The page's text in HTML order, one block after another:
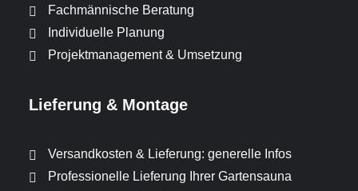
Fachmännische Beratung
Individuelle Planung
Projektmanagement & Umsetzung
Lieferung & Montage
Versandkosten & Lieferung: generelle Infos
Professionelle Lieferung Ihrer Gartensauna